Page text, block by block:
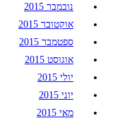
נובמבר 2015
אוקטובר 2015
ספטמבר 2015
אוגוסט 2015
יולי 2015
יוני 2015
מאי 2015